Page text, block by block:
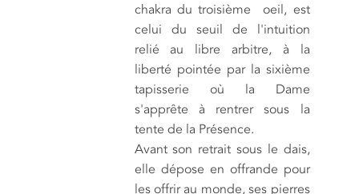
chakra du troisième oeil, est
celui du seuil de l'intuition
relié au libre arbitre, à la
liberté pointée par la sixième
tapisserie où la Dame
s'apprête à rentrer sous la
tente de la Présence.
Avant son retrait sous le dais,
elle dépose en offrande pour
les offrir au monde, ses pierres